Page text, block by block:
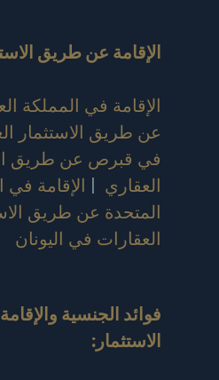
الإقامة عن طريق
الإقامة في المملكة
عن طريق الاستثمار
في قبرص عن طريق
العقاري | الإقامة في
المتحدة عن طريق
العقارات في اليونان
فوائد الجنسية
الاستثمار: